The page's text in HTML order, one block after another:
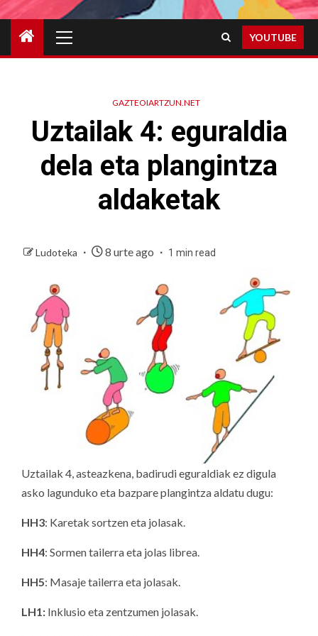
Menu
YOUTUBE
GAZTEOIARTZUN.NET
Uztailak 4: eguraldia
dela eta plangintza
aldaketak
Ludoteka 8 urte ago 1 min read
Uztailak 4, asteazkena, badirudi eguraldiak ez digula
asko lagunduko eta bazpare plangintza aldatu dugu:
HH3: Karetak sortzen eta jolasak.
HH4: Sormen tailerra eta jolas librea.
HH5: Masaje tailerra eta jolasak.
LH1: Inklusio eta zentzumen jolasak.